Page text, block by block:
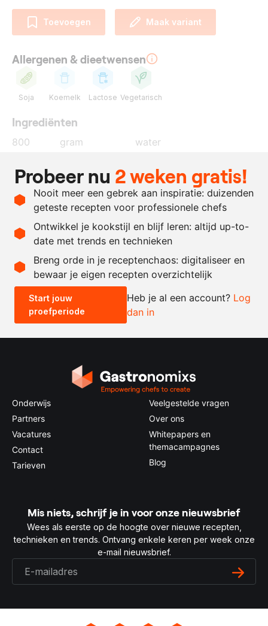
Toevoegen Maak variant
Allergenen & dieetwensen
Soja Koemelk Lactose Vegetarisch
Ingrediënten
800 gram
water
200
gram
isomalt
60
gram
gelcrema
Recept omrekenen
- +
0.5x 1x 2x
Probeer nu 2 weken gratis!
Nooit meer een gebrek aan inspiratie: duizenden
geteste recepten voor professionele chefs
Ontwikkel je kookstijl en blijf leren: altijd up-to-
date met trends en technieken
Breng orde in je receptenchaos: digitaliseer en
bewaar je eigen recepten overzichtelijk
Start jouw
proefperiode
Heb je al een account? Log
dan in
Onderwijs
Partners
Vacatures
Contact
Tarieven
Veelgestelde vragen
Over ons
Whitepapers en
themacampagnes
Blog
Mis niets, schrijf je in voor onze nieuwsbrief
Wees als eerste op de hoogte over nieuwe recepten,
technieken en trends. Ontvang enkele keren per week onze
e-mail nieuwsbrief.